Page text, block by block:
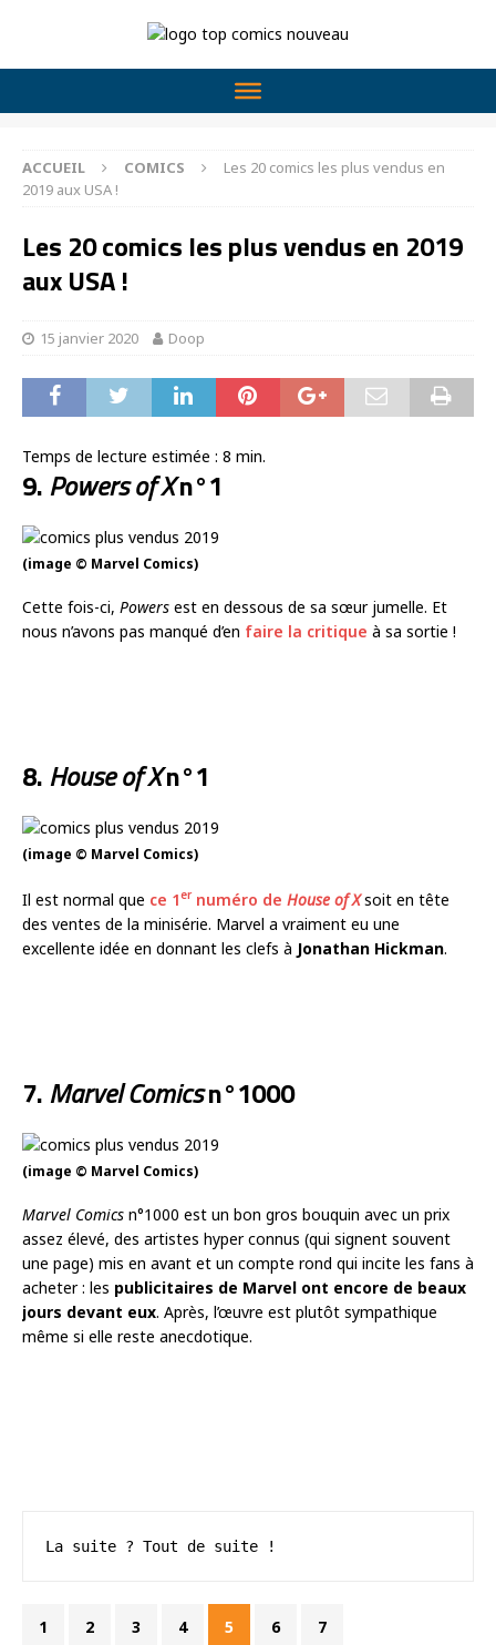
ACCUEIL COMICS
Les 20 comics les plus vendus en
2019 aux USA !
Les 20 comics les plus vendus en 2019
aux USA !
15 janvier 2020 Doop
Temps de lecture estimée : 8 min.
9.Powers of Xn°1
(image © Marvel Comics)
Cette fois-ci, Powers est en dessous de sa sœur jumelle. Et
nous n’avons pas manqué d’en faire la critique à sa sortie !
8.House of Xn°1
(image © Marvel Comics)
Il est normal que ce 1ernuméro de House of Xsoit en tête
des ventes de la minisérie. Marvel a vraiment eu une
excellente idée en donnant les clefs à Jonathan Hickman.
7.Marvel Comicsn°1000
(image © Marvel Comics)
Marvel Comics n°1000 est un bon gros bouquin avec un prix
assez élevé, des artistes hyper connus (qui signent souvent
une page) mis en avant et un compte rond qui incite les fans à
acheter : les publicitaires de Marvel ont encore de beaux
jours devant eux. Après, l’œuvre est plutôt sympathique
même si elle reste anecdotique.
La suite ? Tout de suite !
1 2 3 4 5 6 7